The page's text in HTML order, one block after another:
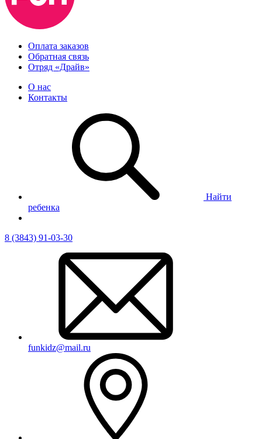
Оплата заказов
Обратная связь
Отряд «Драйв»
О нас
Контакты
Найти
ребенка
8 (3843) 91-03-30
funkidz@mail.ru